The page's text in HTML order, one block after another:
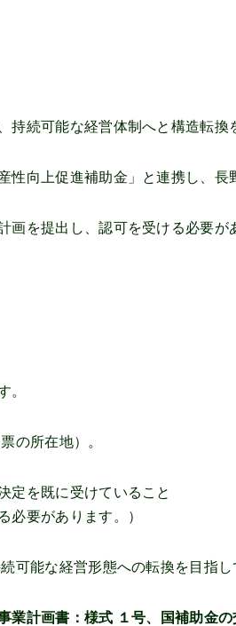
続可能な経営体制へと構造転換
向上促進補助金」と連携し、長
を提出し、認可を受ける必要が
。
の所在地）。
定を既に受けていること
必要があります。）
可能な経営形態への転換を目指し
計画書：様式 １号、国補助金